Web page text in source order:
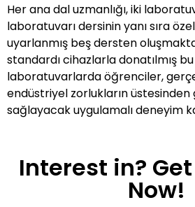
Her ana dal uzmanlığı, iki
laboratuvarı dersinin yanı sıra
uyarlanmış beş dersten
standardı cihazlarla donatılmış
laboratuvarlarda öğrenciler,
endüstriyel zorlukların
sağlayacak uygulamalı deneyim
Interest in?
Now!